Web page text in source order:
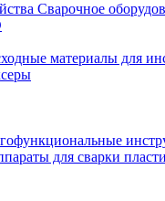
Сварочное
материалы для
для сварки